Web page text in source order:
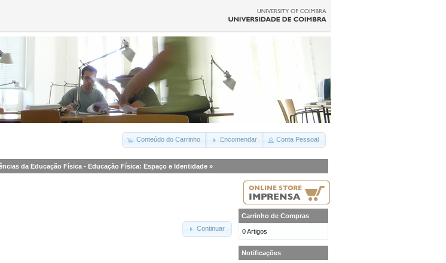
Conteúdo do Carrinho Encomendar Conta Pessoal
da Educação Física - Educação Física: Espaço e Identidade »
Continuar
Carrinho de Compras
0 Artigos
Notificações